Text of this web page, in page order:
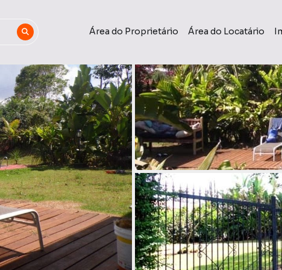
Área do Proprietário Área do Locatário